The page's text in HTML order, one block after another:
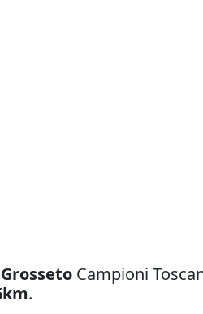
Grosseto Campioni
.